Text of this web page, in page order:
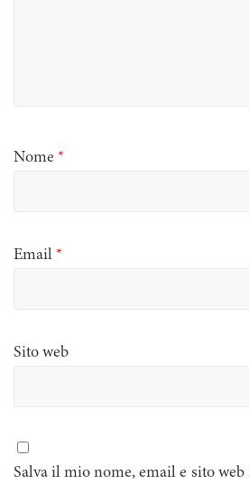
Nome *
Email *
Sito web
Salva il mio nome, email e sito